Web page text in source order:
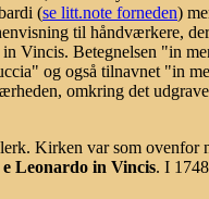
(se litt.note forneden)
til håndværkere,
Betegnelsen "in
og også tilnavnet "in
omkring det
Kirken var som
Leonardo in Vincis. I